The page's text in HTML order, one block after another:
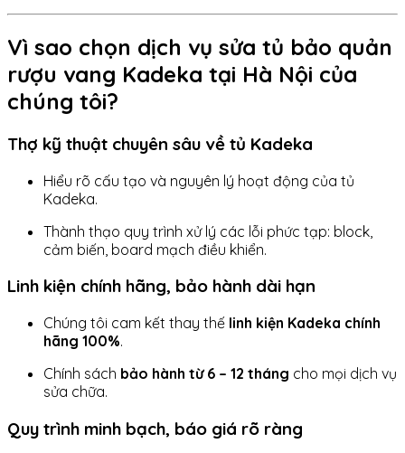
Vì sao chọn dịch vụ sửa tủ bảo quản
rượu vang Kadeka tại Hà Nội của
chúng tôi?
Thợ kỹ thuật chuyên sâu về tủ Kadeka
Hiểu rõ cấu tạo và nguyên lý hoạt động của tủ
Kadeka.
Thành thạo quy trình xử lý các lỗi phức tạp: block,
cảm biến, board mạch điều khiển.
Linh kiện chính hãng, bảo hành dài hạn
Chúng tôi cam kết thay thế linh kiện Kadeka chính
hãng 100%.
Chính sách bảo hành từ 6 – 12 tháng cho mọi dịch vụ
sửa chữa.
Quy trình minh bạch, báo giá rõ ràng